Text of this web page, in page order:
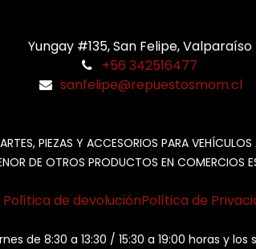
Yungay #135, San Felipe, Valparaíso
+56 342516477
sanfelipe@repuestosmom.cl
PIEZAS Y ACCESORIOS PARA
DE OTROS PRODUCTOS EN COMERCIOS
Política de devoluciónPolítica de
de 8:30 a 13:30 / 15:30 a 19:00 horas y los